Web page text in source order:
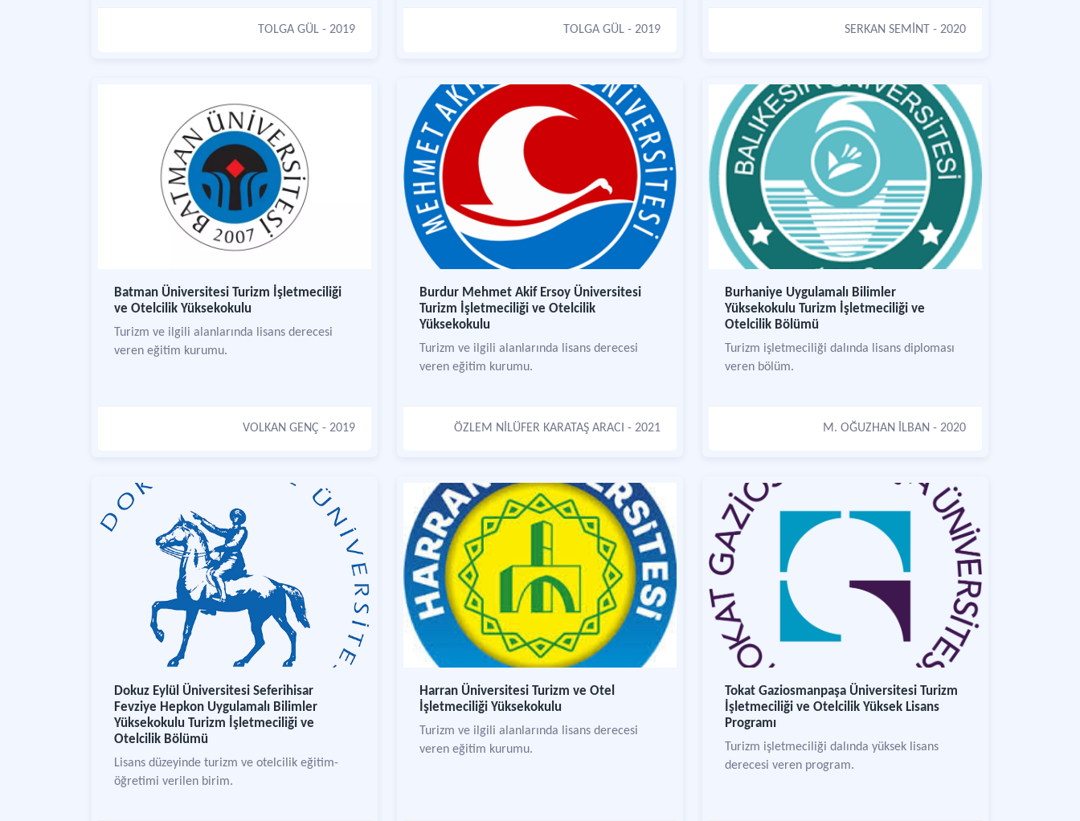
TOLGA GÜL - 2019 TOLGA GÜL - 2019 SERKAN SEMİNT - 2020
Batman Üniversitesi Turizm İşletmeciliği
ve Otelcilik Yüksekokulu
Turizm ve ilgili alanlarında lisans derecesi
veren eğitim kurumu.
VOLKAN GENÇ - 2019
Burdur Mehmet Akif Ersoy Üniversitesi
Turizm İşletmeciliği ve Otelcilik
Yüksekokulu
Turizm ve ilgili alanlarında lisans derecesi
veren eğitim kurumu.
ÖZLEM NİLÜFER KARATAŞ ARACI - 2021
Burhaniye Uygulamalı Bilimler
Yüksekokulu Turizm İşletmeciliği ve
Otelcilik Bölümü
Turizm işletmeciliği dalında lisans diploması
veren bölüm.
M. OĞUZHAN İLBAN - 2020
Dokuz Eylül Üniversitesi Seferihisar
Fevziye Hepkon Uygulamalı Bilimler
Yüksekokulu Turizm İşletmeciliği ve
Otelcilik Bölümü
Lisans düzeyinde turizm ve otelcilik eğitim-
öğretimi verilen birim.
Harran Üniversitesi Turizm ve Otel
İşletmeciliği Yüksekokulu
Turizm ve ilgili alanlarında lisans derecesi
veren eğitim kurumu.
Tokat Gaziosmanpaşa Üniversitesi Turizm
İşletmeciliği ve Otelcilik Yüksek Lisans
Programı
Turizm işletmeciliği dalında yüksek lisans
derecesi veren program.